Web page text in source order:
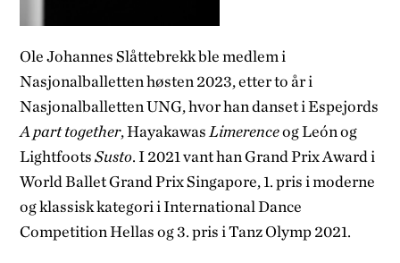
Ole Johannes Slåttebrekk ble medlem i
Nasjonalballetten høsten 2023, etter to år i
Nasjonalballetten UNG, hvor han danset i Espejords
A part together, Hayakawas Limerenceog León og
LightfootsSusto. I 2021 vant han Grand Prix Award i
World Ballet Grand Prix Singapore, 1. pris i moderne
og klassisk kategori i International Dance
Competition Hellas og 3. pris i Tanz Olymp 2021.